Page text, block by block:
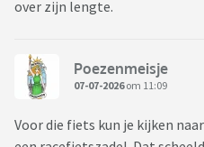
over zijn lengte.
Poezenmeisje
07-07-2026om 11:09
Voor die fiets kun je kijken